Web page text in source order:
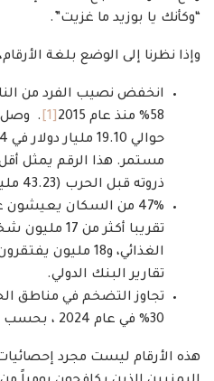
“وكأنك يا بوزيد ما غزيت”.
وإذا نظرنا إلى الوضع بلغة
انخفض نصيب الفرد من
58% منذ عام 2015
[1]
. وصل
مستمر. هذا الرقم يمثل
ذروته قبل الحرب (43.23 مليار دولار).
47% من السكان
تقريبا أكثر
الغذائي، و18
تقارير البنك الدولي.
تجاوز التضخم في مناطق
30% في عام 2024 ، بحسب تقارير البنك الدولي.
هذه الأرقام ليست مجرد